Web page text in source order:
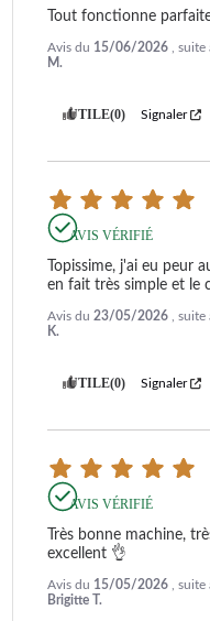
Tout fonctionne
Avis du 15/06/2026 ,
M.
UTILE(0) Signaler
AVIS VÉRIFIÉ
Topissime, j'ai eu peur
en fait très simple et le
Avis du 23/05/2026 ,
K.
UTILE(0) Signaler
AVIS VÉRIFIÉ
Très bonne machine,
excellent 👌
Avis du 15/05/2026 ,
Brigitte T.